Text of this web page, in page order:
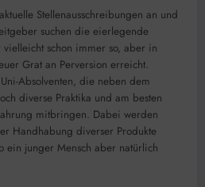
Stellenausschreibungen an und
suchen die eierlegende
schon immer so, aber in
Grat an Perversion erreicht.
Absolventen, die neben dem
diverse Praktika und am besten
mitbringen. Dabei werden
Handhabung diverser Produkte
ein junger Mensch aber natürlich